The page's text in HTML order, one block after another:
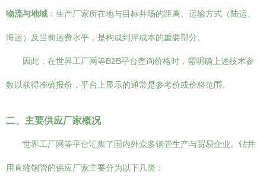
物流与地域 ：生产厂家所在地与目标井场的距离、运输方式（陆运、
海运）及当前运费水平，是构成到岸成本的重要部分。
因此，在世界工厂网等B2B平台查询价格时，需明确上述技术参
数以获得准确报价，平台上显示的通常是参考价或价格范围。
二、主要供应厂家概况
世界工厂网等平台汇集了国内外众多钢管生产与贸易企业。钻井
用直缝钢管的供应厂家主要分为以下几类：